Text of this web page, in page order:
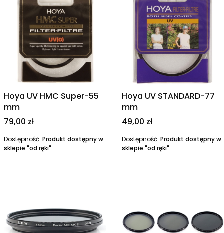
Hoya UV HMC Super-55
mm
Cena
79,00 zł
Dostępność: Produkt dostępny w
sklepie "od ręki"
Hoya UV STANDARD-77
mm
Cena
49,00 zł
Dostępność: Produkt dostępny w
sklepie "od ręki"